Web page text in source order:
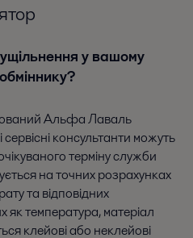
у вашому
Альфа Лаваль
консультанти можуть
терміну служби
на точних розрахунках
та відповідних
як температура, матеріал
клейові або неклейові